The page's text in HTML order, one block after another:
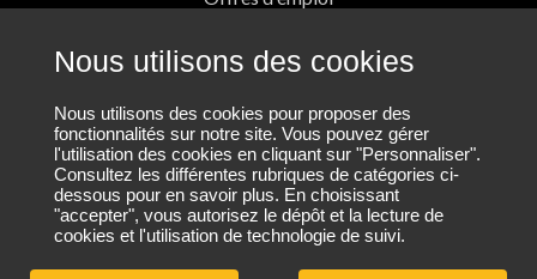
Nous utilisons des cookies
Nous utilisons des cookies pour proposer des
fonctionnalités sur notre site. Vous pouvez gérer
l'utilisation des cookies en cliquant sur "Personnaliser".
Consultez les différentes rubriques de catégories ci-
dessous pour en savoir plus. En choisissant
"accepter", vous autorisez le dépôt et la lecture de
cookies et l'utilisation de technologie de suivi.
Protection des données personnelles
Plan du site
Nous contacter